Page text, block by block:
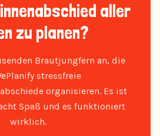
aller
zu planen?
Brautjungfern an, die
stressfreie
organisieren. Es ist
Spaß und es funktioniert
wirklich.